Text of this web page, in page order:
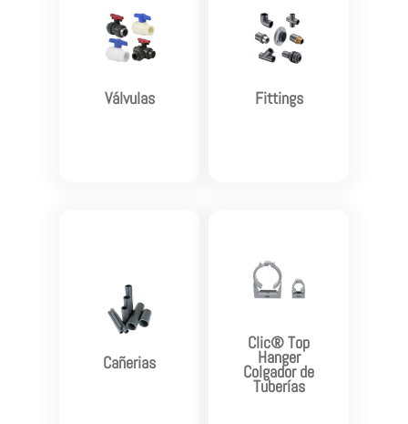
Válvulas

Ver más
Fittings

Ver más
Cañerias

Ver más
Clic® Top
Hanger
Colgador de
Tuberías

Ver más